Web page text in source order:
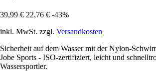
39,99 € 22,76 € -43%
inkl. MwSt. zzgl. Versandkosten
Sicherheit auf dem Wasser mit der Nylon-
Jobe Sports - ISO-zertifiziert, leicht und
Wassersportler.